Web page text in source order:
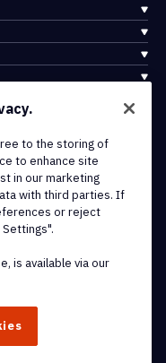
verbundenen
to the storing of
to enhance site
in our marketing
with third parties. If
or reject
is available via our